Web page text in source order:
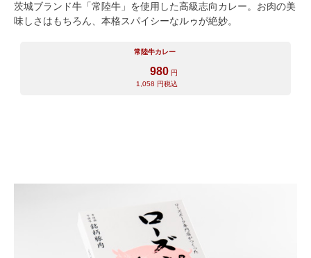
しゃぶしゃぶ
レトルトカレー
シャルキュトリー
茨城ブランド牛「常陸牛」を使用した高級志向カレー。お肉の美
味しさはもちろん、本格スパイシーなルゥが絶妙。
常陸牛カレー
980 円
1,058 円税込